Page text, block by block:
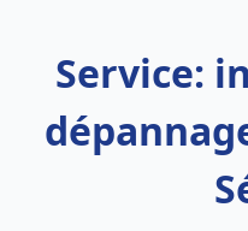
Service: